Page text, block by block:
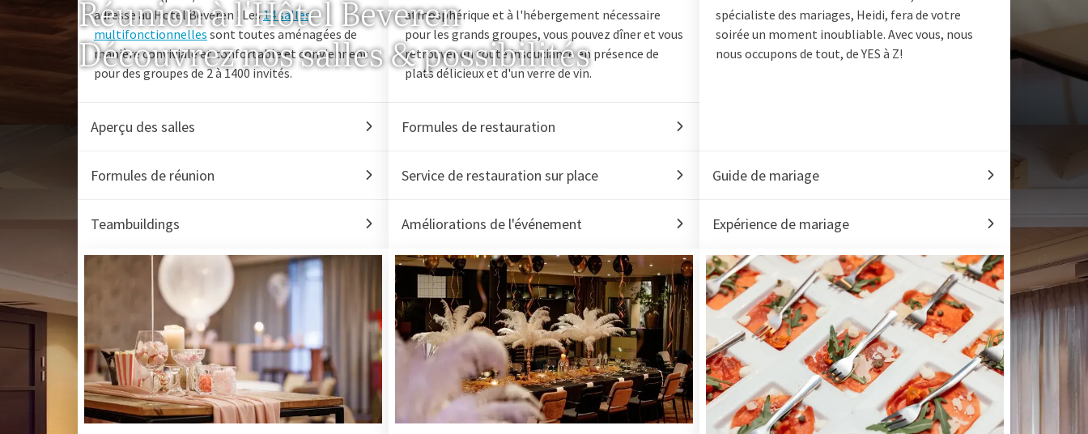
Réunion à l'Hôtel Beveren
Découvrez nos salles & possibilités
adresse au Hotel Beveren ! Les14 salles
multifonctionnelles sont toutes aménagées de
manière conviviale et confortable et conviennent
pour des groupes de 2 à 1400 invités.
Aperçu des salles
Formules de réunion
Teambuildings
atmosphérique et à l'hébergement nécessaire
pour les grands groupes, vous pouvez dîner et vous
retrouver en toute insouciance en présence de
plats délicieux et d'un verre de vin.
Formules de restauration
Service de restauration sur place
Améliorations de l'événement
spécialiste des mariages, Heidi, fera de votre
soirée un moment inoubliable. Avec vous, nous
nous occupons de tout, de YES à Z!
Guide de mariage
Expérience de mariage